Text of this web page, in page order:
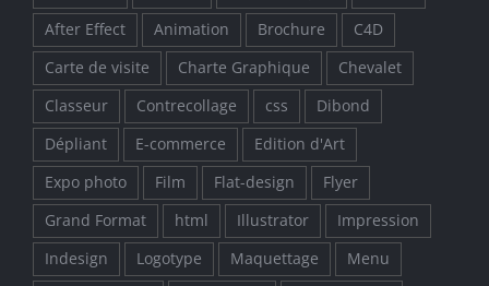
After Effect
Animation Brochure
C4D
Carte de visite
Charte Graphique
Chevalet
Classeur
Contrecollage css
Dibond
Dépliant
E-commerce
Edition d'Art
Expo photo
Film Flat-design
Flyer
Grand Format
html Illustrator
Impression
Indesign
Logotype Maquettage
Menu